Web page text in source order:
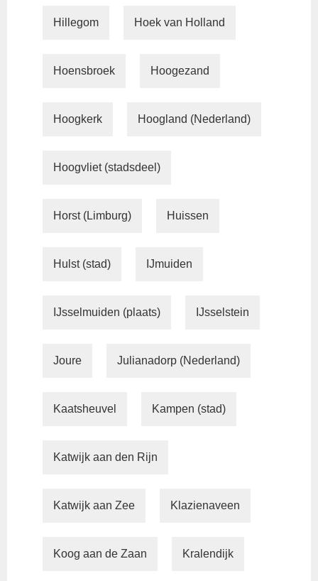
Hillegom Hoek van Holland
Hoensbroek Hoogezand
Hoogkerk Hoogland (Nederland)
Hoogvliet (stadsdeel)
Horst (Limburg) Huissen
Hulst (stad) IJmuiden
IJsselmuiden (plaats) IJsselstein
Joure Julianadorp (Nederland)
Kaatsheuvel Kampen (stad)
Katwijk aan den Rijn
Katwijk aan Zee Klazienaveen
Koog aan de Zaan Kralendijk